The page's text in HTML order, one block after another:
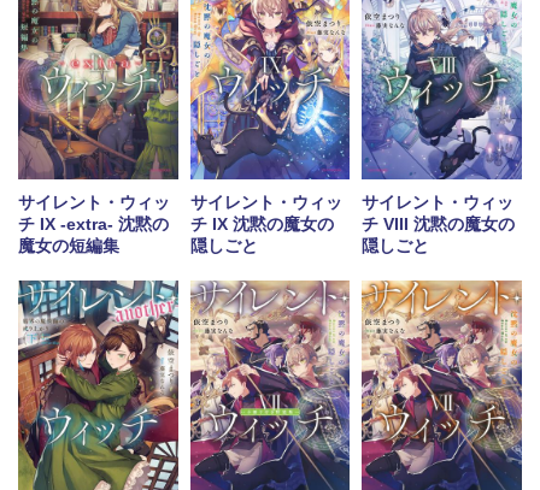
サイレント・ウィッ
チ IX -extra- 沈黙の
魔女の短編集
サイレント・ウィッ
チ IX 沈黙の魔女の
隠しごと
サイレント・ウィッ
チ VIII 沈黙の魔女の
隠しごと